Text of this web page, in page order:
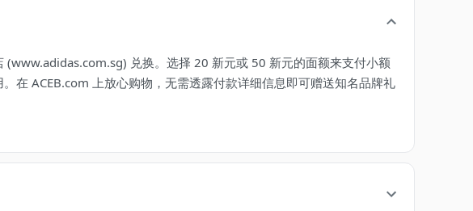
兑换。选择 20 新元或 50 新元的面额来支付小额
在 ACEB.com 上放心购物，无需透露付款详细信息即可赠送知名品牌礼